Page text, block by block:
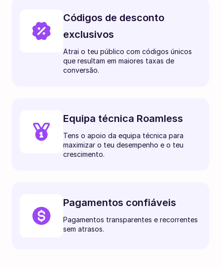
Códigos de desconto
exclusivos
Atrai o teu público com códigos únicos
que resultam em maiores taxas de
conversão.
Equipa técnica Roamless
Tens o apoio da equipa técnica para
maximizar o teu desempenho e o teu
crescimento.
Pagamentos confiáveis
Pagamentos transparentes e recorrentes
sem atrasos.